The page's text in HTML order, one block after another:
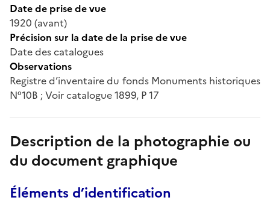
Date de prise de vue
1920 (avant)
Précision sur la date de la prise de vue
Date des catalogues
Observations
Registre d’inventaire du fonds Monuments historiques
N°10B ; Voir catalogue 1899, P 17
Description de la photographie ou
du document graphique
Éléments d’identification